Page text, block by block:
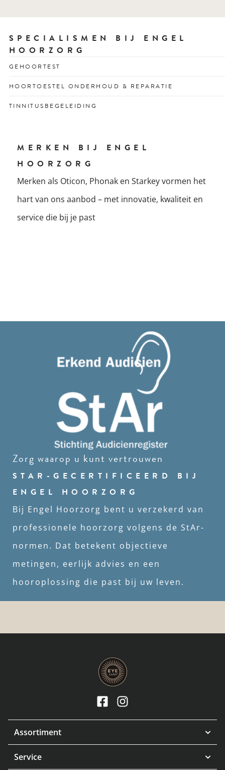
SPECIALISMEN BIJ ENGEL
HOORZORG
GEHOORTEST
deskundige test.
HOORTOESTEL ONDERHOUD & REPARATIE
TINNITUSBEGELEIDING
MERKEN BIJ ENGEL
HOORZORG
Merken als Oticon, Phonak en Starkey vormen het
hart van ons aanbod – met innovatie, kwaliteit en
service die bij je past
Zorg waarop u kunt vertrouwen
STAR-GECERTIFICEERD BIJ
ENGEL HOORZORG
Bij Engel Hoorzorg bent u verzekerd van
professionele hoorzorg volgens de StAr-
normen. Dat betekent objectieve
metingen, eerlijk advies en een
hooroplossing die past bij uw leven.
Assortiment
Service